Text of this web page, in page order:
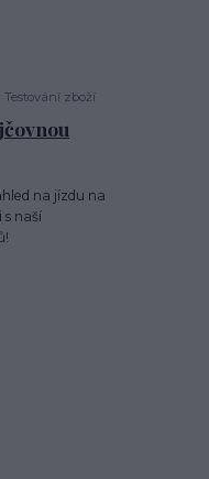
Testování zboží
na jízdu na
s naší